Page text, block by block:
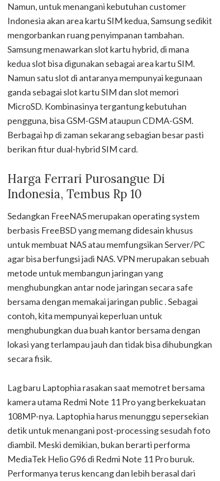
Namun, untuk menangani kebutuhan customer
Indonesia akan area kartu SIM kedua, Samsung sedikit
mengorbankan ruang penyimpanan tambahan.
Samsung menawarkan slot kartu hybrid, di mana
kedua slot bisa digunakan sebagai area kartu SIM.
Namun satu slot di antaranya mempunyai kegunaan
ganda sebagai slot kartu SIM dan slot memori
MicroSD. Kombinasinya tergantung kebutuhan
pengguna, bisa GSM-GSM ataupun CDMA-GSM.
Berbagai hp di zaman sekarang sebagian besar pasti
berikan fitur dual-hybrid SIM card.
Harga Ferrari Purosangue Di
Indonesia, Tembus Rp 10
Sedangkan FreeNAS merupakan operating system
berbasis FreeBSD yang memang didesain khusus
untuk membuat NAS atau memfungsikan Server/PC
agar bisa berfungsi jadi NAS. VPN merupakan sebuah
metode untuk membangun jaringan yang
menghubungkan antar node jaringan secara safe
bersama dengan memakai jaringan public . Sebagai
contoh, kita mempunyai keperluan untuk
menghubungkan dua buah kantor bersama dengan
lokasi yang terlampau jauh dan tidak bisa dihubungkan
secara fisik.
Lag baru Laptophia rasakan saat memotret bersama
kamera utama Redmi Note 11 Pro yang berkekuatan
108MP-nya. Laptophia harus menunggu sepersekian
detik untuk menangani post-processing sesudah foto
diambil. Meski demikian, bukan berarti performa
MediaTek Helio G96 di Redmi Note 11 Pro buruk.
Performanya terus kencang dan lebih berasal dari